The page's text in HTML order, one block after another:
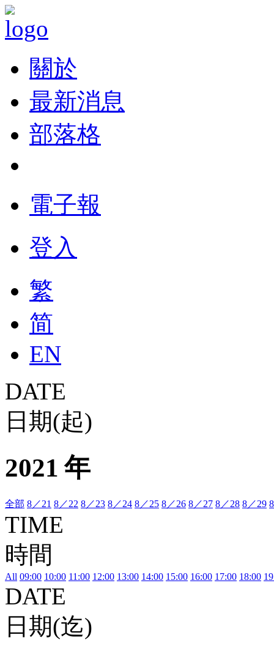
關於
最新消息
部落格
電子報
登入
繁
简
EN
DATE
日期(起)
2021 年
全部 8／21 8／22 8／23 8／24 8／25 8／26 8／27 8／28 8／29
TIME
時間
All 09:00 10:00 11:00 12:00 13:00 14:00 15:00 16:00 17:00 18:00
DATE
日期(迄)